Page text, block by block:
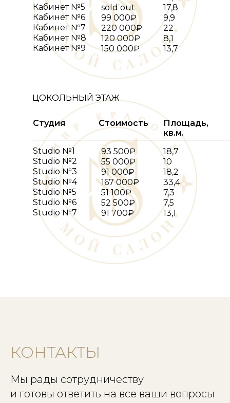
sold out
99 000₽
220 000₽
120 000₽
150 000₽
17,8
9,9
22
8,1
13,7
Кабинет №5
Кабинет №6
Кабинет №7
Кабинет №8
Кабинет №9
93 500₽
55 000₽
91 000₽
167 000₽
51 100₽
52 500₽
91 700₽
18,7
10
18,2
33,4
7,3
7,5
13,1
Площадь,
кв.м.
Стоимость
Студия
Studio №1
Studio №2
Studio №3
Studio №4
Studio №5
Studio №6
Studio №7
ЦОКОЛЬНЫЙ ЭТАЖ
КОНТАКТЫ
Мы рады сотрудничеству
и готовы ответить на все ваши вопросы